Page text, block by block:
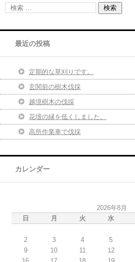
最近の投稿
定期的な草刈りです。
玄関前の樹木伐採
越境樹木の伐採
花壇の縁を低くしました。
高所作業車で伐採
カレンダー
2026年8月
日
月 火 水
2
3 4 5
9
10 11 12